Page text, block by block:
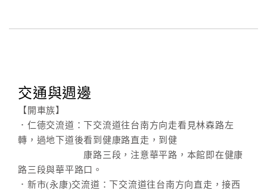
計
商
品
宣
傳
交通與週邊
【開車族】
．仁德交流道：下交流道往台南方向走看見林森路左
轉，過地下道後看到健康路直走，到健
康路三段，注意華平路，本館即在健康
路三段與華平路口。
．新市(永康)交流道：下交流道往台南方向直走，接西